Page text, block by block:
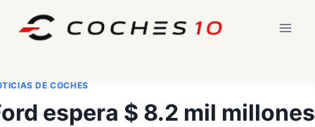
DE COCHES
espera $ 8.2 mil millones